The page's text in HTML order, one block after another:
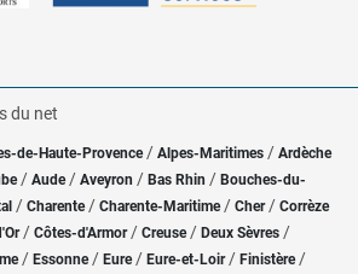
du net
de-Haute-Provence / Alpes-Maritimes / Ardèche
/ Aude / Aveyron / Bas Rhin / Bouches-du-
/ Charente / Charente-Maritime/ Cher / Corrèze
/ Côtes-d'Armor/ Creuse/ Deux Sèvres /
/ Essonne / Eure/ Eure-et-Loir / Finistère/